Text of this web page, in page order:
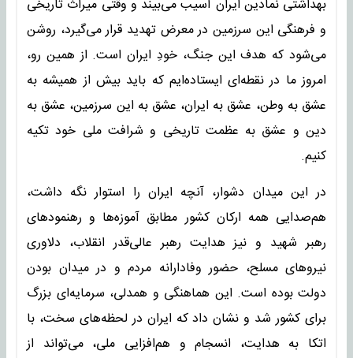
بهداشتی نمادین ایران آسیب می‌بیند و وقتی میراث تاریخی
و فرهنگی این سرزمین در معرض تهدید قرار می‌گیرد، روشن
می‌شود که هدف این جنگ، خودِ ایران است. از همین رو،
امروز ما در نقطه‌ای ایستاده‌ایم که باید بیش از همیشه به
عشق به وطن، عشق به ایران، عشق به این سرزمین، عشق به
دین و عشق به عظمت تاریخی و شرافت ملی خود تکیه
کنیم.
در این میدان دشوار، آنچه ایران را استوار نگه داشت،
هم‌صدایی همه ارکان کشور مطابق آموزه‌ها و رهنمودهای
رهبر شهید و نیز هدایت رهبر عالی‌قدر انقلاب، دلاوری
نیروهای مسلح، حضور وفادارانه مردم و در میدان بودن
دولت بوده است. این هماهنگی و همدلی، سرمایه‌ای بزرگ
برای کشور شد و نشان داد که ایران در لحظه‌های سخت، با
اتکا به هدایت، انسجام و هم‌افزایی ملی، می‌تواند از